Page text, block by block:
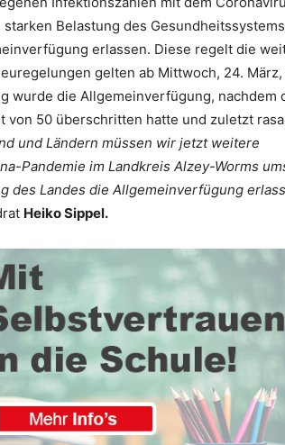
Belastung des
erlassen. Diese regelt die
gelten ab Mittwoch, 24.
wurde die Allgemeinverfügung, nachdem
von 50 überschritten hatte und zuletzt
und Ländern müssen wir jetzt weitere
Pandemie im Landkreis Alzey-Worms
des Landes die Allgemeinverfügung
Heiko Sippel.